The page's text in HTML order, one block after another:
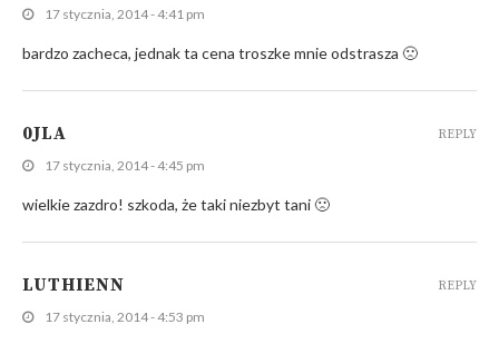
17 stycznia, 2014 - 4:41 pm
bardzo zacheca, jednak ta cena troszke mnie odstrasza 🙁
0JLA
17 stycznia, 2014 - 4:45 pm
wielkie zazdro! szkoda, że taki niezbyt tani 🙁
REPLY
LUTHIENN
17 stycznia, 2014 - 4:53 pm
REPLY